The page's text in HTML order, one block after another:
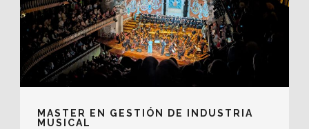
MASTER EN GESTIÓN DE INDUSTRIA
MUSICAL